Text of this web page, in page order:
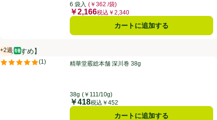
6 袋入 (￥362 /袋)
価格
￥2,166税込￥2,340
カートに追加する
【おすすめ】
精華堂霰総本舗 深川巻 38g
+2週
賞味・消費期限保証：2週間
オーガニック/有機
(1)
評価は1件のレビューで5点中5.0点。
精華堂霰総本舗 深川巻 38g
38g (￥111/10g)
価格
￥418税込￥452
カートに追加する